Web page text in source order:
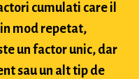
cumulati care il
mod repetat,
un factor unic, dar
sau un alt tip de